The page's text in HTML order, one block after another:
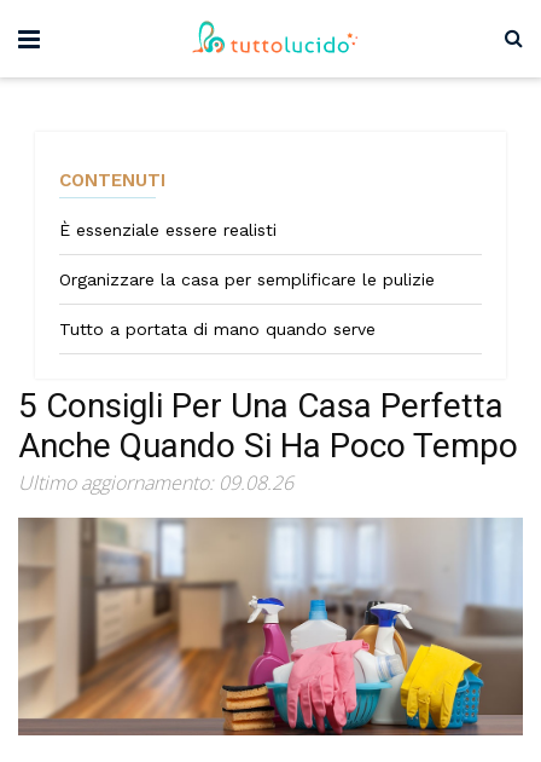
CONTENUTI
È essenziale essere realisti
Organizzare la casa per semplificare le pulizie
Tutto a portata di mano quando serve
5 Consigli Per Una Casa Perfetta
Anche Quando Si Ha Poco Tempo
Ultimo aggiornamento: 09.08.26